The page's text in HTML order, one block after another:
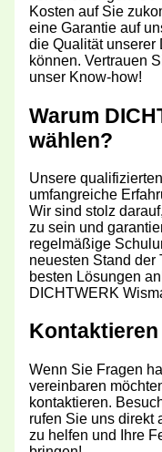
Kosten auf Sie
eine Garantie auf
die Qualität unserer
können. Vertrauen
unser Know-how!
Warum
wählen?
Unsere
umfangreiche
Wir sind stolz
zu sein und
regelmäßige
neuesten Stand der
besten Lösungen
DICHTWERK
Kontaktieren
Wenn Sie Fragen
vereinbaren
kontaktieren.
rufen Sie uns direkt
zu helfen und Ihre